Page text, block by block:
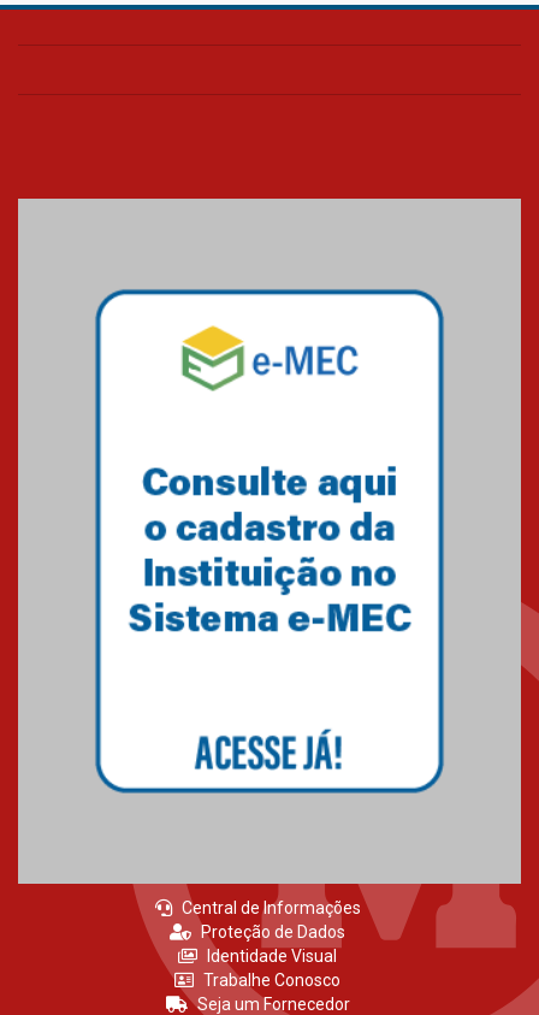
Confira como foi o culto mensal
Mackenzie mobiliza campanha
solidária para apoiar famílias em
Minas Gerais
Primeiro culto do ano ressalta o
27.02.2026
Central de Informações
Proteção de Dados
Identidade Visual
Trabalhe Conosco
Seja um Fornecedor